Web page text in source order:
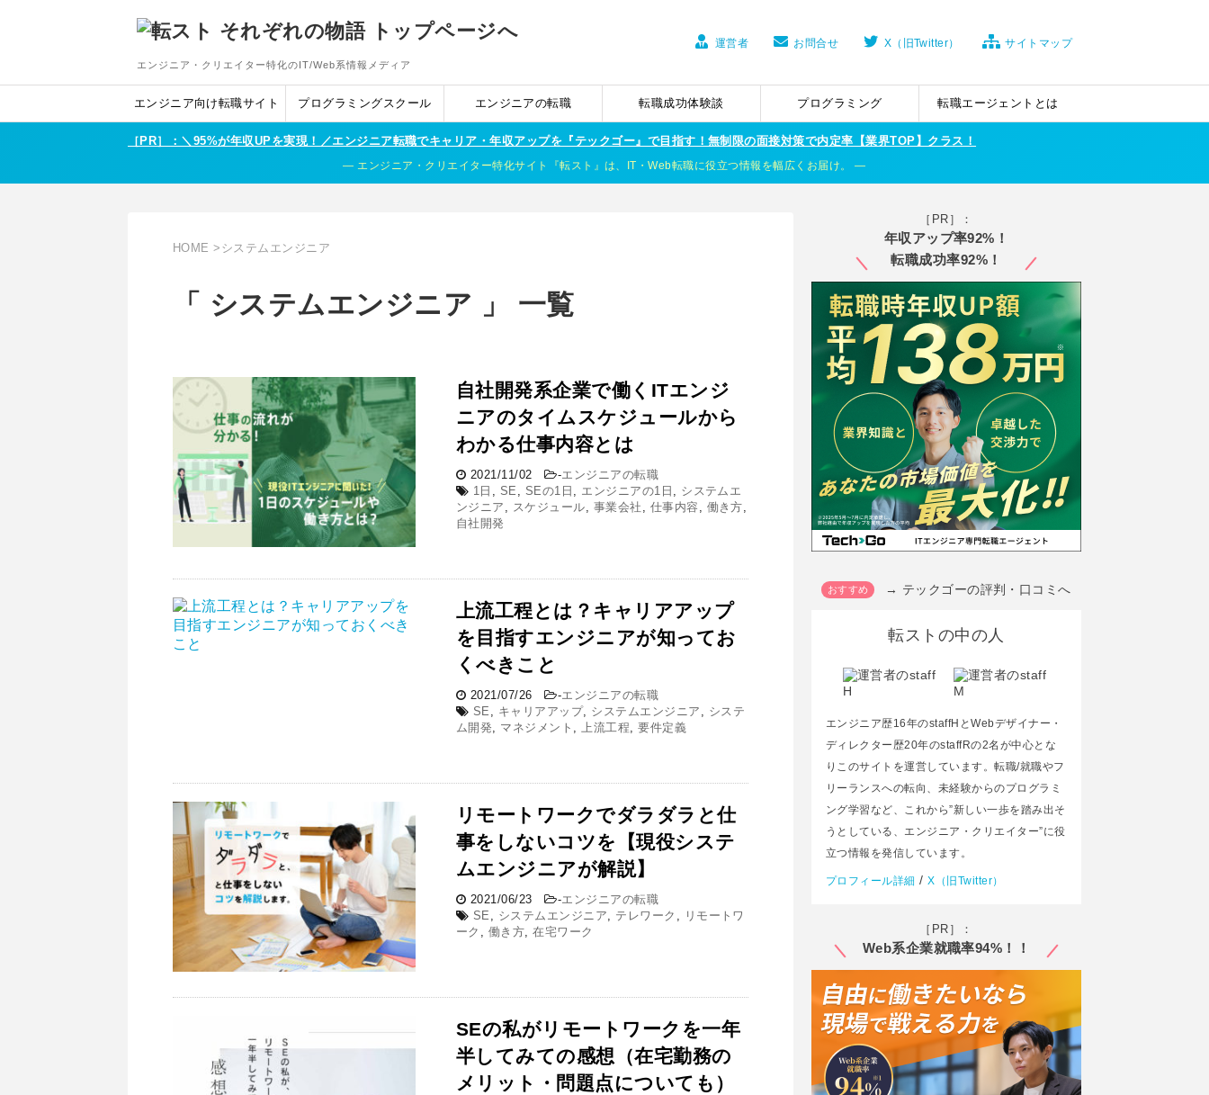
エンジニア・クリエイター特化のIT/Web系情報メディア
運営者 お問合せ X（旧Twitter） サイトマップ
エンジニア向け転職サイト プログラミングスクール エンジニアの転職 転職成功体験談 プログラミング 転職エージェントとは
［PR］：＼95%が年収UPを実現！／エンジニア転職でキャリア・年収アップを『テックゴー』で目指す！無制限の面接対策で内定率【業界TOP】クラス！
エンジニア・クリエイター特化サイト『転スト』は、IT・Web転職に役立つ情報を幅広くお届け。
HOME > システムエンジニア
「 システムエンジニア 」 一覧
自社開発系企業で働くITエンジ
ニアのタイムスケジュールから
わかる仕事内容とは
2021/11/02 -エンジニアの転職
1日 , SE , SEの1日 , エンジニアの1日 , システムエ
ンジニア , スケジュール, 事業会社 , 仕事内容 , 働き方,
自社開発
上流工程とは？キャリアアップ
を目指すエンジニアが知ってお
くべきこと
2021/07/26 -エンジニアの転職
SE , キャリアアップ, システムエンジニア , システ
ム開発, マネジメント ,上流工程,要件定義
リモートワークでダラダラと仕
事をしないコツを【現役システ
ムエンジニアが解説】
2021/06/23 -エンジニアの転職
SE , システムエンジニア, テレワーク , リモートワ
ーク , 働き方,在宅ワーク
SEの私がリモートワークを一年
半してみての感想（在宅勤務の
メリット・問題点についても）
［PR］：
年収アップ率92%！
転職成功率92%！
→ テックゴーの評判・口コミへ
転ストの中の人
エンジニア歴16年のstaffHとWebデザイナー・
ディレクター歴20年のstaffRの2名が中心とな
りこのサイトを運営しています。転職/就職やフ
リーランスへの転向、未経験からのプログラミ
ング学習など、これから”新しい一歩を踏み出そ
うとしている、エンジニア・クリエイター”に役
立つ情報を発信しています。
プロフィール詳細 /X（旧Twitter）
［PR］：
Web系企業就職率94%！！